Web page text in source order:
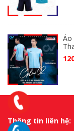
Áo
Thông tin liên hệ: